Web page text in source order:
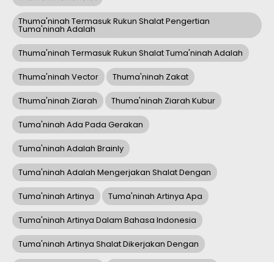
Thuma'ninah Termasuk Rukun Shalat Pengertian
Tuma'ninah Adalah
Thuma'ninah Termasuk Rukun Shalat Tuma'ninah Adalah
Thuma'ninah Vector Thuma'ninah Zakat
Thuma'ninah Ziarah Thuma'ninah Ziarah Kubur
Tuma'ninah Ada Pada Gerakan
Tuma'ninah Adalah Brainly
Tuma'ninah Adalah Mengerjakan Shalat Dengan
Tuma'ninah Artinya Tuma'ninah Artinya Apa
Tuma'ninah Artinya Dalam Bahasa Indonesia
Tuma'ninah Artinya Shalat Dikerjakan Dengan